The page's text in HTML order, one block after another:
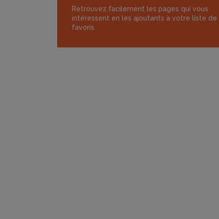
Retrouvez facilement les pages qui vous
intéressent en les ajoutants à votre liste de
favoris